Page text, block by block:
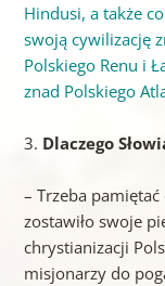
Hindusi, a także
swoją cywilizację
Polskiego Renu i
znad Polskiego
3. Dlaczego
– Trzeba
zostawiło swoje
chrystianizacji
misjonarzy do